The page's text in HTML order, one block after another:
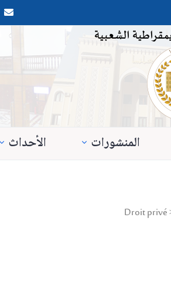


الشعبية
المنشورات الأحداث